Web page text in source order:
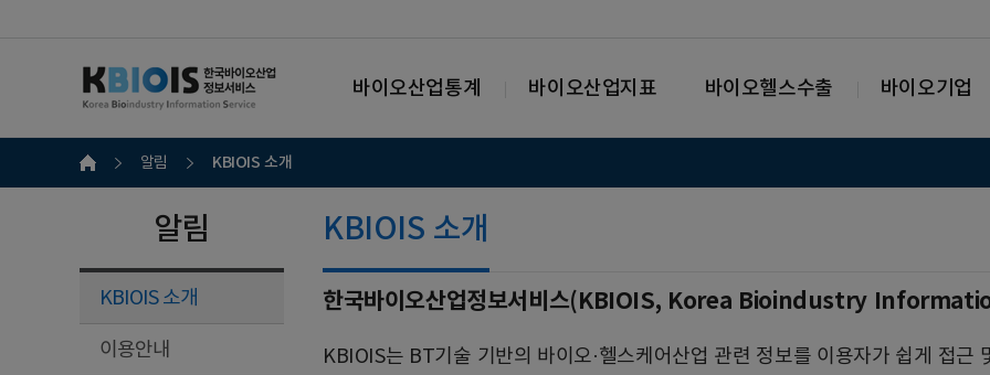
바이오산업통계 바이오산업지표 바이오헬스수출 바이오기업
알림 KBIOIS 소개
알림
KBIOIS 소개
이용안내
KBIOIS 소개
한국바이오산업정보서비스(KBIOIS, Korea Bioindustry
KBIOIS는 BT기술 기반의 바이오·헬스케어산업 관련 정보를 이용자가 쉽게 접